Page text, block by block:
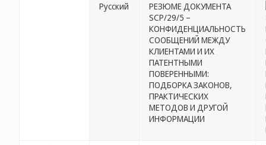
Русский
РЕЗЮМЕ ДОКУМЕНТА
SCP/29/5 –
КОНФИДЕНЦИАЛЬНОСТЬ
СООБЩЕНИЙ МЕЖДУ
КЛИЕНТАМИ И ИХ
ПАТЕНТНЫМИ
ПОВЕРЕННЫМИ:
ПОДБОРКА ЗАКОНОВ,
ПРАКТИЧЕСКИХ
МЕТОДОВ И ДРУГОЙ
ИНФОРМАЦИИ